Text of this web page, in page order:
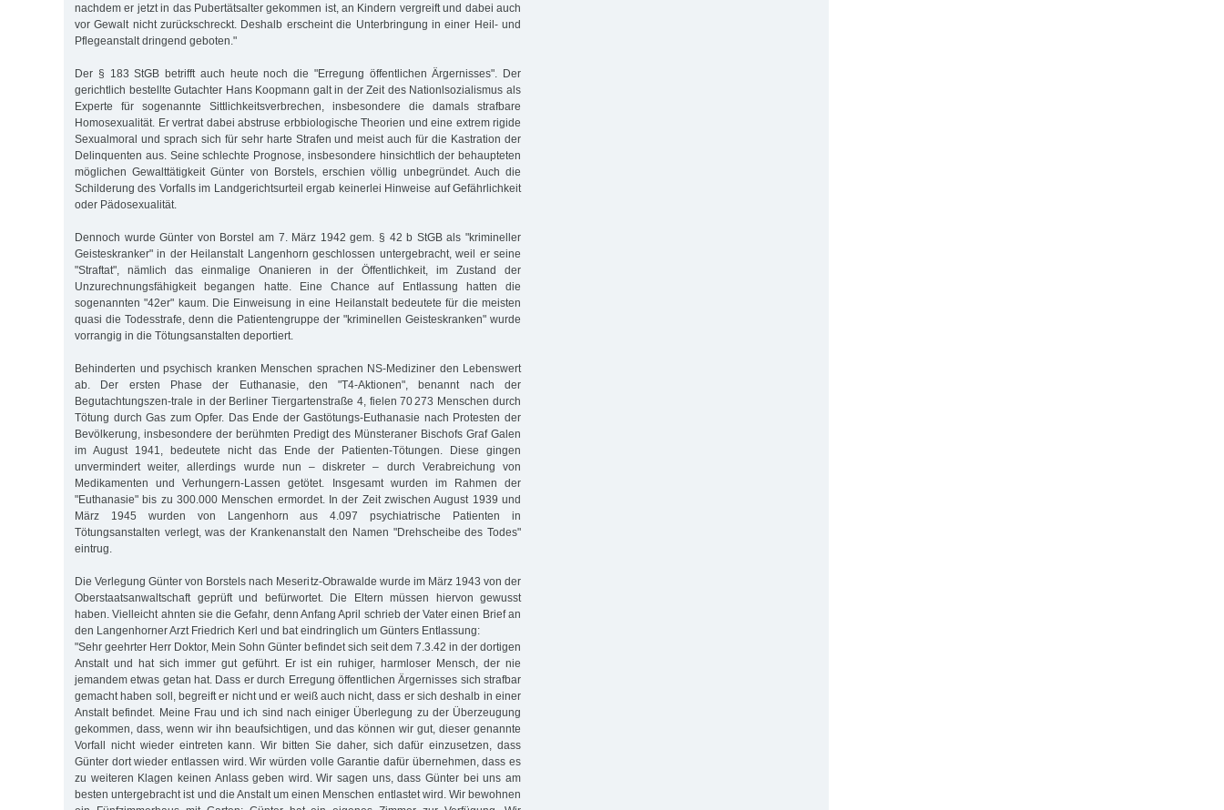
nachdem er jetzt in das Pubertätsalter gekommen ist, an Kindern vergreift und dabei auch
vor Gewalt nicht zurückschreckt. Deshalb erscheint die Unterbringung in einer Heil- und
Pflegeanstalt dringend geboten."
Der § 183 StGB betrifft auch heute noch die "Erregung öffentlichen Ärgernisses". Der
gerichtlich bestellte Gutachter Hans Koopmann galt in der Zeit des Nationlsozialismus als
Experte für sogenannte Sittlichkeitsverbrechen, insbesondere die damals strafbare
Homosexualität. Er vertrat dabei abstruse erbbiologische Theorien und eine extrem rigide
Sexualmoral und sprach sich für sehr harte Strafen und meist auch für die Kastration der
Delinquenten aus. Seine schlechte Prognose, insbesondere hinsichtlich der behaupteten
möglichen Gewalttätigkeit Günter von Borstels, erschien völlig unbegründet. Auch die
Schilderung des Vorfalls im Landgerichtsurteil ergab keinerlei Hinweise auf Gefährlichkeit
oder Pädosexualität.
Dennoch wurde Günter von Borstel am 7. März 1942 gem. § 42 b StGB als "krimineller
Geisteskranker" in der Heilanstalt Langenhorn geschlossen untergebracht, weil er seine
"Straftat", nämlich das einmalige Onanieren in der Öffentlichkeit, im Zustand der
Unzurechnungsfähigkeit begangen hatte. Eine Chance auf Entlassung hatten die
sogenannten "42er" kaum. Die Einweisung in eine Heilanstalt bedeutete für die meisten
quasi die Todesstrafe, denn die Patientengruppe der "kriminellen Geisteskranken" wurde
vorrangig in die Tötungsanstalten deportiert.
Behinderten und psychisch kranken Menschen sprachen NS-Mediziner den Lebenswert
ab. Der ersten Phase der Euthanasie, den "T4-Aktionen", benannt nach der
Begutachtungszen-trale in der Berliner Tiergartenstraße 4, fielen 70 273 Menschen durch
Tötung durch Gas zum Opfer. Das Ende der Gastötungs-Euthanasie nach Protesten der
Bevölkerung, insbesondere der berühmten Predigt des Münsteraner Bischofs Graf Galen
im August 1941, bedeutete nicht das Ende der Patienten-Tötungen. Diese gingen
unvermindert weiter, allerdings wurde nun – diskreter – durch Verabreichung von
Medikamenten und Verhungern-Lassen getötet. Insgesamt wurden im Rahmen der
"Euthanasie" bis zu 300.000 Menschen ermordet. In der Zeit zwischen August 1939 und
März 1945 wurden von Langenhorn aus 4.097 psychiatrische Patienten in
Tötungsanstalten verlegt, was der Krankenanstalt den Namen "Drehscheibe des Todes"
eintrug.
Die Verlegung Günter von Borstels nach Meseritz-Obrawalde wurde im März 1943 von der
Oberstaatsanwaltschaft geprüft und befürwortet. Die Eltern müssen hiervon gewusst
haben. Vielleicht ahnten sie die Gefahr, denn Anfang April schrieb der Vater einen Brief an
den Langenhorner Arzt Friedrich Kerl und bat eindringlich um Günters Entlassung:
"Sehr geehrter Herr Doktor, Mein Sohn Günter befindet sich seit dem 7.3.42 in der dortigen
Anstalt und hat sich immer gut geführt. Er ist ein ruhiger, harmloser Mensch, der nie
jemandem etwas getan hat. Dass er durch Erregung öffentlichen Ärgernisses sich strafbar
gemacht haben soll, begreift er nicht und er weiß auch nicht, dass er sich deshalb in einer
Anstalt befindet. Meine Frau und ich sind nach einiger Überlegung zu der Überzeugung
gekommen, dass, wenn wir ihn beaufsichtigen, und das können wir gut, dieser genannte
Vorfall nicht wieder eintreten kann. Wir bitten Sie daher, sich dafür einzusetzen, dass
Günter dort wieder entlassen wird. Wir würden volle Garantie dafür übernehmen, dass es
zu weiteren Klagen keinen Anlass geben wird. Wir sagen uns, dass Günter bei uns am
besten untergebracht ist und die Anstalt um einen Menschen entlastet wird. Wir bewohnen